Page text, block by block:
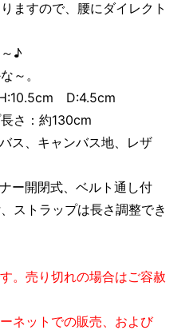
ますので、腰にダイレクト
♪
～。
D:4.5cm
約130cm
、キャンバス地、レザ
開閉式、ベルト通し付
ラップは長さ調整でき
。売り切れの場合はご容赦
ネットでの販売、および